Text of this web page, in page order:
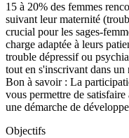
15 à 20% des femmes
suivant leur maternité
crucial pour les sages-
charge adaptée à leurs
trouble dépressif ou
tout en s'inscrivant dans un
Bon à savoir : La
vous permettre de
une démarche de
Objectifs